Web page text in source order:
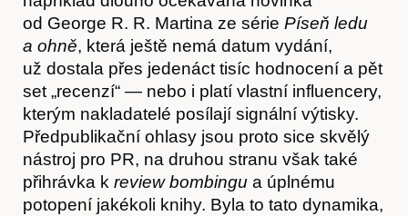
od George R. R. Martina ze série Píseň ledu
a ohně, která ještě nemá datum vydání,
už dostala přes jedenáct tisíc hodnocení a pět
set „recenzí“ — nebo i platí vlastní influencery,
kterým nakladatelé posílají signální výtisky.
Předpublikační ohlasy jsou proto sice skvělý
nástroj pro PR, na druhou stranu však také
přihrávka k review bombingu a úplnému
potopení jakékoli knihy. Byla to tato dynamika,